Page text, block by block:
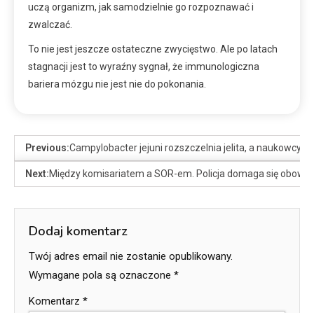
uczą organizm, jak samodzielnie go rozpoznawać i
zwalczać.
To nie jest jeszcze ostateczne zwycięstwo. Ale po latach
stagnacji jest to wyraźny sygnał, że immunologiczna
bariera mózgu nie jest nie do pokonania.
Previous:Campylobacter jejuni rozszczelnia jelita, a naukowcy
Next:Między komisariatem a SOR-em. Policja domaga się
Dodaj komentarz
Twój adres email nie zostanie opublikowany.
Wymagane pola są oznaczone *
Komentarz *